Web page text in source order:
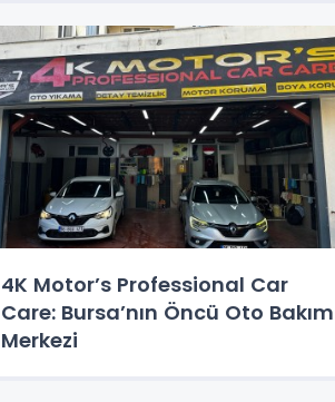
4K Motor’s Professional Car
Care: Bursa’nın Öncü Oto Bakım
Merkezi